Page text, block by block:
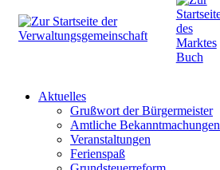
Aktuelles
Grußwort der Bürgermeister
Amtliche Bekanntmachungen
Veranstaltungen
Ferienspaß